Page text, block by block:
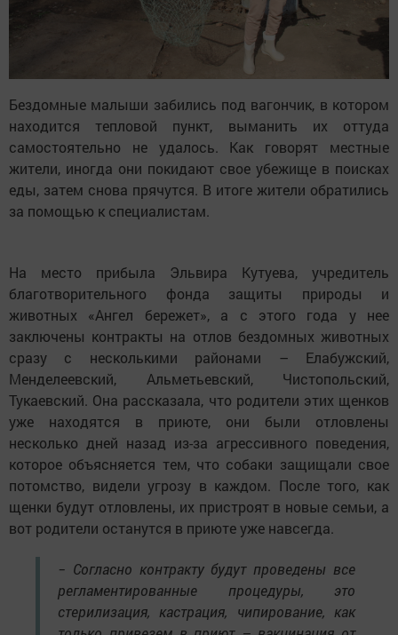
Бездомные малыши забились под вагончик, в котором
находится тепловой пункт, выманить их оттуда
самостоятельно не удалось. Как говорят местные
жители, иногда они покидают свое убежище в поисках
еды, затем снова прячутся. В итоге жители обратились
за помощью к специалистам.
На место прибыла Эльвира Кутуева, учредитель
благотворительного фонда защиты природы и
животных «Ангел бережет», а с этого года у нее
заключены контракты на отлов бездомных животных
сразу с несколькими районами – Елабужский,
Менделеевский, Альметьевский, Чистопольский,